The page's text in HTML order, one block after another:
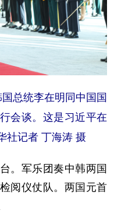
总统李在明同中国国
会谈。这是习近平在
社记者 丁海涛 摄
军乐团奏中韩两国
阅仪仗队。两国元首